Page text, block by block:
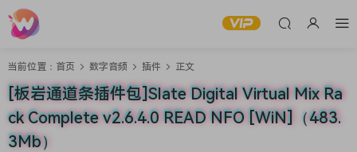
当前位置： 首页 数字音频 插件 正文
[板岩通道条插件包]Slate Digital Virtual Mix Ra
ck Complete v2.6.4.0 READ NFO [WiN]（483.
3Mb）